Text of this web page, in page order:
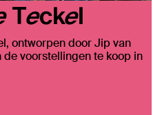
Teckel
ontworpen door Jip van
de voorstellingen te koop in